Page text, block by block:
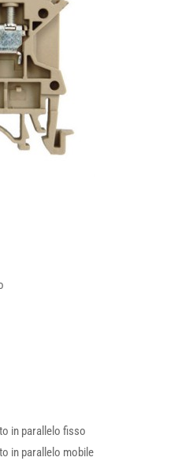
in parallelo fisso
in parallelo mobile